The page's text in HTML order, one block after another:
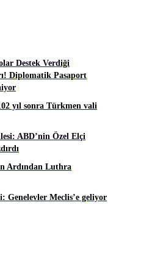
Destek Verdiği
Diplomatik Pasaport
yıl sonra Türkmen vali
ABD’nin Özel Elçi
Ardından Luthra
Genelevler Meclis’e geliyor